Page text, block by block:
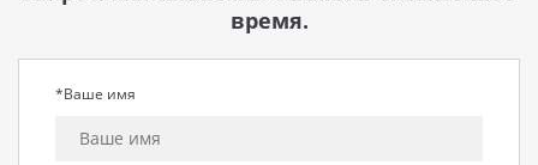
время.
*Ваше имя